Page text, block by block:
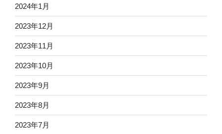
2024年1月
2023年12月
2023年11月
2023年10月
2023年9月
2023年8月
2023年7月